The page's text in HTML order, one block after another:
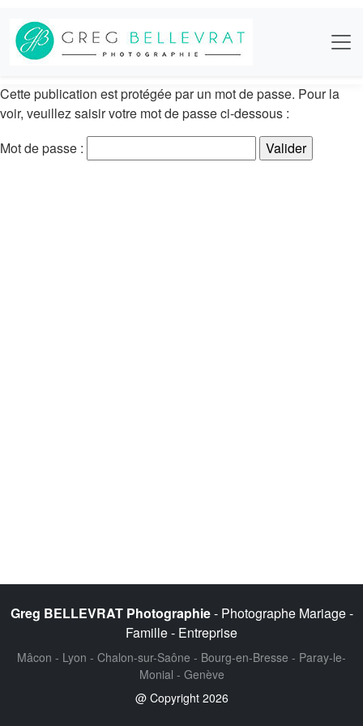
Cette publication est protégée par un mot de passe. Pour la
voir, veuillez saisir votre mot de passe ci-dessous :
Mot de passe :
Greg BELLEVRAT Photographie- Photographe Mariage -
Famille - Entreprise
Mâcon - Lyon - Chalon-sur-Saône - Bourg-en-Bresse - Paray-le-
Monial - Genève
@ Copyright 2026